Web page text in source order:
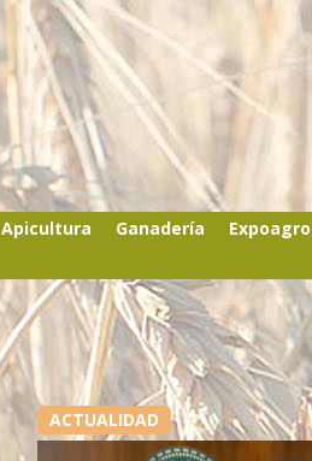
Apicultura Ganadería Expoagro
ACTUALIDAD